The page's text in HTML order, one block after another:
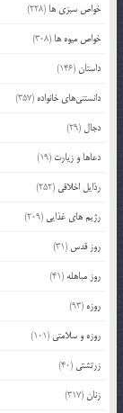
خواص سبزی ها (228)
خواص میوه ها (308)
داستان(146)
دانستنی‌های خانواده (357)
دجال (29)
دعاها و زیارت (19)
رذایل اخلاقی (252)
رژیم های غذایی (209)
روز قدس (31)
روز مباهله (41)
روزه (93)
روزه و سلامتی (101)
زرتشتی (40)
زنان(317)